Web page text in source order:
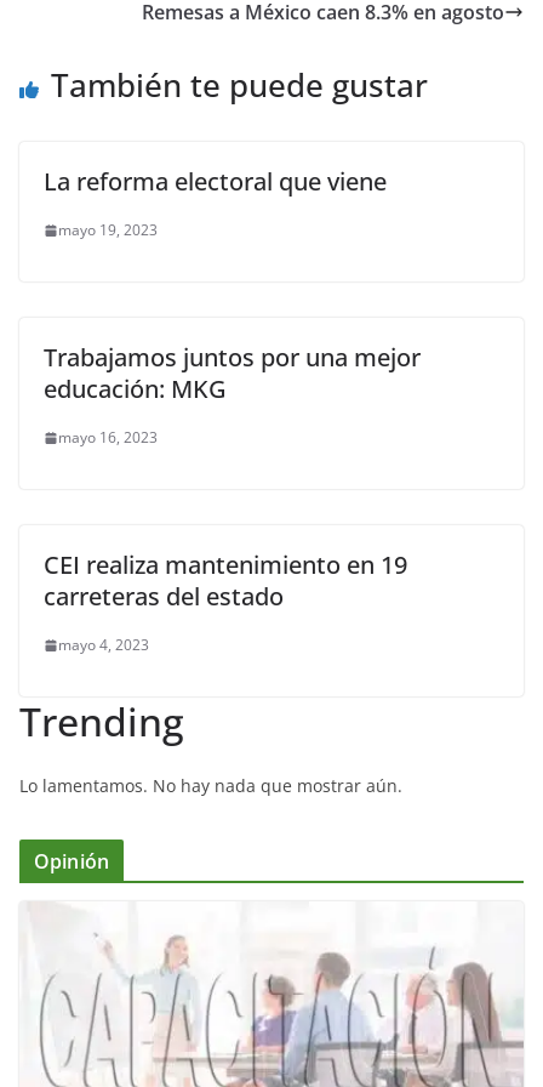
k
p n m
Remesas a México caen 8.3% en agosto
También te puede gustar
La reforma electoral que viene
mayo 19, 2023
Trabajamos juntos por una mejor
educación: MKG
mayo 16, 2023
CEI realiza mantenimiento en 19
carreteras del estado
mayo 4, 2023
Trending
Lo lamentamos. No hay nada que mostrar aún.
Opinión